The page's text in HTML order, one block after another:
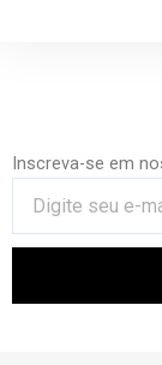
Inscreva-se em